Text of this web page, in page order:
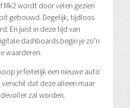
Mk2 wordt door velen gezien
gebouwd. Degelijk, tijdloos
En juist in deze tijd van
dashboards begin je zo’n
waarderen.
je feitelijk een nieuwe auto
dat deze alleen maar
zal worden.